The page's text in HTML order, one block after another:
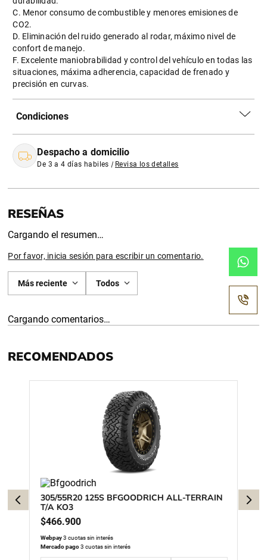
C. Menor consumo de combustible y menores emisiones de
CO2.
D. Eliminación del ruido generado al rodar, máximo nivel de
confort de manejo.
F. Excelente maniobrabilidad y control del vehículo en todas las
situaciones, máxima adherencia, capacidad de frenado y
precisión en curvas.
Condiciones
Despacho a domicilio
De 3 a 4 días habiles | Revisa los detalles
Cargando el resumen…
Por favor, inicia sesión para escribir un comentario.
Más reciente Todos
Cargando comentarios…
RECOMENDADOS
305/55R20 125S BFGOODRICH ALL-TERRAIN
T/A KO3
$466.900
Webpay3 cuotas sin interés
Mercado pago3 cuotas sin interés